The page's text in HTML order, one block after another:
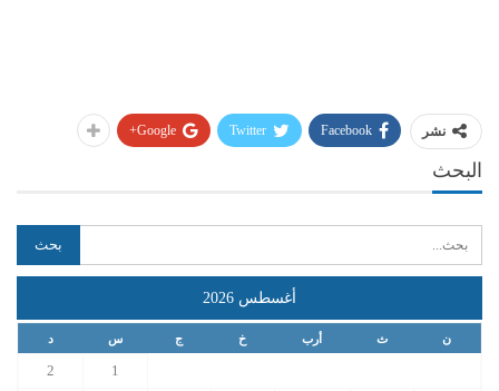
نشر Facebook
Twitter
Google+
البحث
أغسطس 2026
ن ث أرب خ ج س د
1
2